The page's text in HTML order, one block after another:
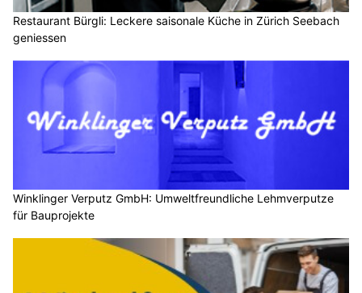
Restaurant Bürgli: Leckere saisonale Küche in Zürich Seebach
geniessen
Winklinger Verputz GmbH: Umweltfreundliche Lehmverputze
für Bauprojekte